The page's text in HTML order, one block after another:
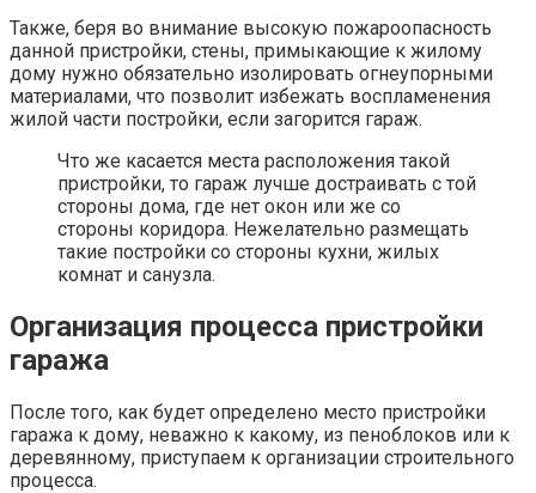
Также, беря во внимание высокую пожароопасность
данной пристройки, стены, примыкающие к жилому
дому нужно обязательно изолировать огнеупорными
материалами, что позволит избежать воспламенения
жилой части постройки, если загорится гараж.
Что же касается места расположения такой
пристройки, то гараж лучше достраивать с той
стороны дома, где нет окон или же со
стороны коридора. Нежелательно размещать
такие постройки со стороны кухни, жилых
комнат и санузла.
Организация процесса пристройки
гаража
После того, как будет определено место пристройки
гаража к дому, неважно к какому, из пеноблоков или к
деревянному, приступаем к организации строительного
процесса.